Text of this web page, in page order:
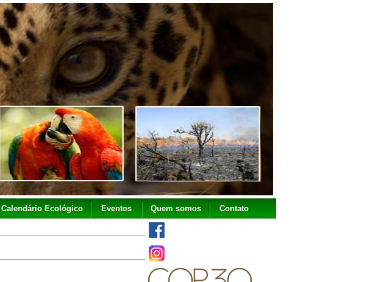
Calendário Ecológico Eventos Quem somos Contato